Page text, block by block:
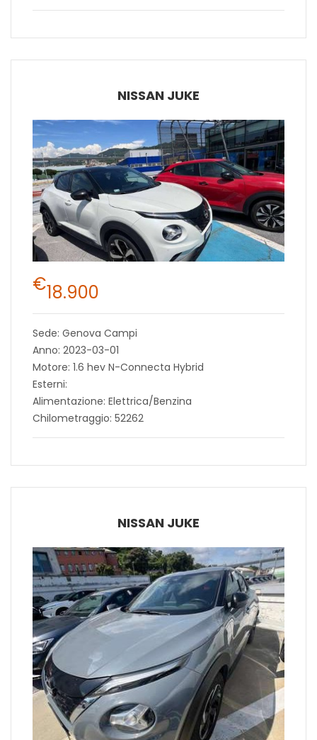
NISSAN JUKE
€18.900
Sede: Genova Campi
Anno: 2023-03-01
Motore: 1.6 hev N-Connecta Hybrid
Esterni:
Alimentazione: Elettrica/Benzina
Chilometraggio: 52262
NISSAN JUKE